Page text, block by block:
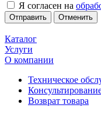
Я согласен на
Отменить
Каталог
Услуги
О компании
Техническое
Возврат товара